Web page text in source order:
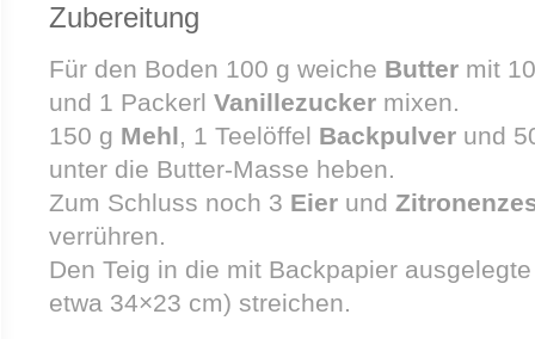
Zubereitung
Für den Boden 100 g weiche Butter mit
und 1 Packerl Vanillezucker mixen.
150 g Mehl, 1 Teelöffel Backpulver und
unter die Butter-Masse heben.
Zum Schluss noch 3 Eier und
verrühren.
Den Teig in die mit Backpapier
etwa 34×23 cm) streichen.